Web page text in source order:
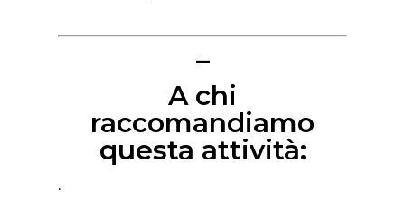
–
A chi
raccomandiamo
questa attività:
.